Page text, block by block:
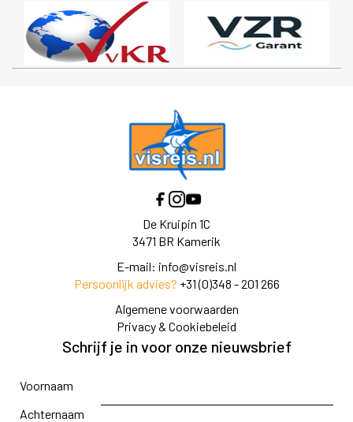
De Kruipin 1C
3471 BR Kamerik
E-mail: info@visreis.nl
Persoonlijk advies? +31 (0)348 - 201 266
Algemene voorwaarden
Privacy & Cookiebeleid
Schrijf je in voor onze nieuwsbrief
Voornaam
Achternaam